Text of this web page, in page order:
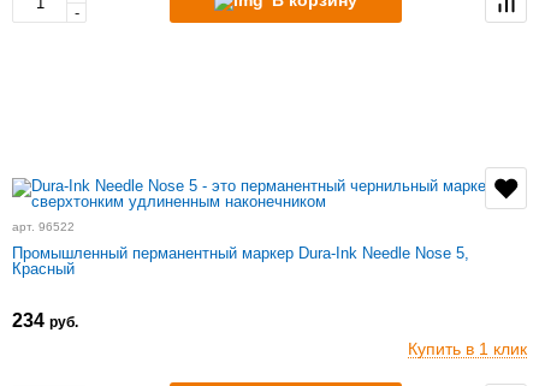
-
арт. 96522
Промышленный перманентный маркер Dura-Ink Needle Nose 5,
Красный
234 руб.
Купить в 1 клик